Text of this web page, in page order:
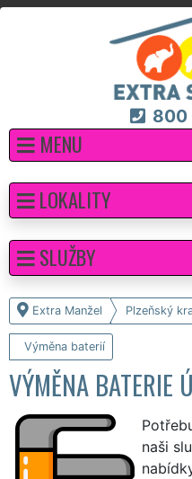
800
MENU
Extra Manžel Plzeňský
Výměna baterií
VÝMĚNA BATERIE
naši
LOKALITY
SLUŽBY